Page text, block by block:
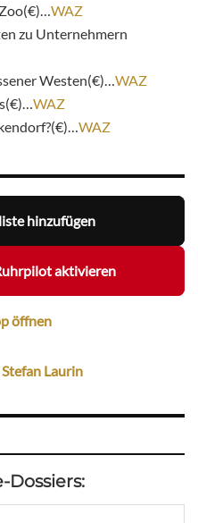
WAZ
zu Unternehmern
Westen(€)… WAZ
WAZ
WAZ
hinzufügen
aktivieren
öffnen
Laurin
Dossiers: